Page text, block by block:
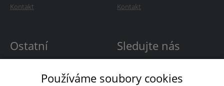
Kontakt
Kontakt
Ostatní Sledujte nás
Používáme soubory cookies